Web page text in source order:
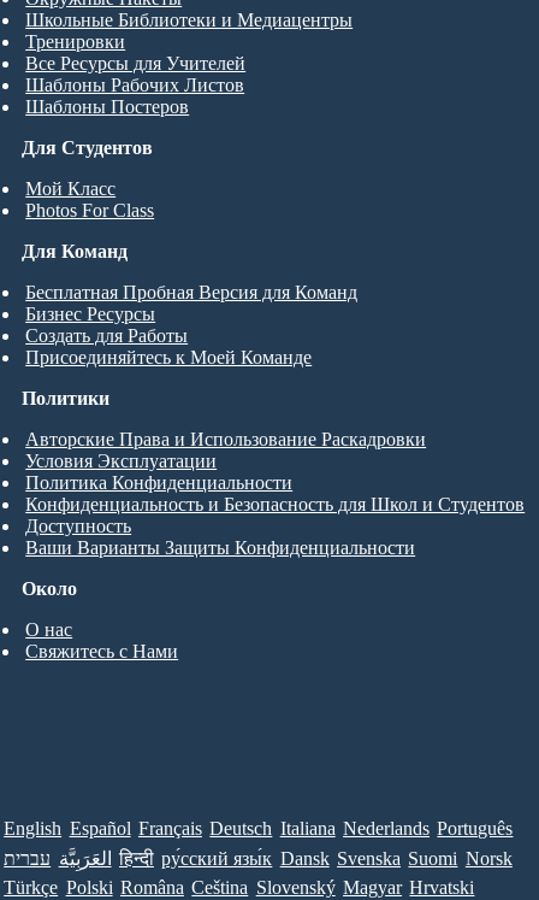
Для Студентов
Мой Класс
Photos For Class
Школьные Библиотеки и Медиацентры
Тренировки
Все Ресурсы для Учителей
Шаблоны Рабочих Листов
Шаблоны Постеров
Для Команд
Бесплатная Пробная Версия для Команд
Бизнес Ресурсы
Создать для Работы
Присоединяйтесь к Моей Команде
Около
О нас
Свяжитесь с Нами
Политики
Авторские Права и Использование Раскадровки
Условия Эксплуатации
Политика Конфиденциальности
Конфиденциальность и Безопасность для Школ и Студентов
Доступность
Ваши Варианты Защиты Конфиденциальности
English Español Français Deutsch Italiana Nederlands Português
עברית العَرَبِيَّة हिन्दी ру́сский язы́к Dansk Svenska Suomi Norsk
Türkçe Polski Româna Ceština Slovenský Magyar Hrvatski